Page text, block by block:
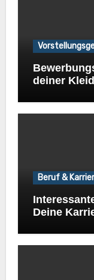
deiner
Beruf &
Deine